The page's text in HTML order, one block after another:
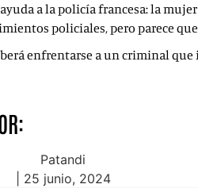
a la policía francesa: la
policiales, pero parece
enfrentarse a un criminal
Patandi
25 junio, 2024